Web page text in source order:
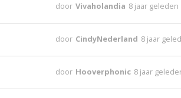
door Vivaholandia 8 jaar geleden
door CindyNederland 8 jaar
door Hooverphonic 8 jaar